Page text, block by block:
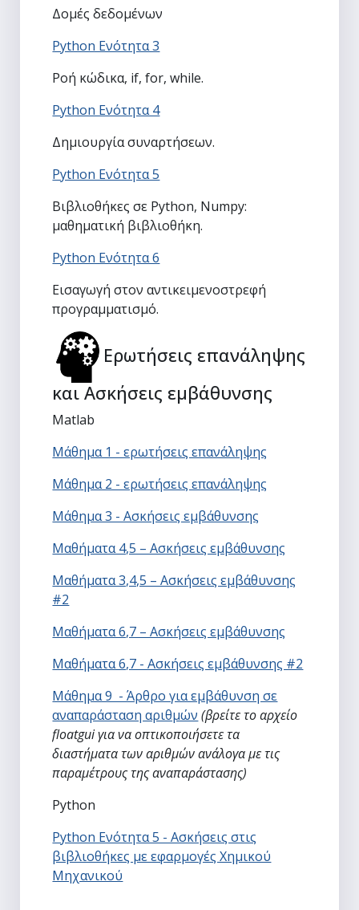
Δομές δεδομένων
Python Ενότητα 3
Ροή κώδικα, if, for, while.
Python Ενότητα 4
Δημιουργία συναρτήσεων.
Python Ενότητα 5
Βιβλιοθήκες σε Python, Numpy:
μαθηματική βιβλιοθήκη.
Python Ενότητα 6
Εισαγωγή στον αντικειμενοστρεφή
προγραμματισμό.
Ερωτήσεις επανάληψης
και Ασκήσεις εμβάθυνσης
Matlab
Μάθημα 1 - ερωτήσεις επανάληψης
Μάθημα 2 - ερωτήσεις επανάληψης
Μάθημα 3 - Ασκήσεις εμβάθυνσης
Μαθήματα 4,5 – Ασκήσεις εμβάθυνσης
Μαθήματα 3,4,5 – Ασκήσεις εμβάθυνσης
#2
Μαθήματα 6,7 – Ασκήσεις εμβάθυνσης
Μαθήματα 6,7 - Ασκήσεις εμβάθυνσης #2
Μάθημα 9 - Άρθρο για εμβάθυνση σε
αναπαράσταση αριθμών (βρείτε το αρχείο
floatgui για να οπτικοποιήσετε τα
διαστήματα των αριθμών ανάλογα με τις
παραμέτρους της αναπαράστασης)
Python
Python Ενότητα 5 - Ασκήσεις στις
βιβλιοθήκες με εφαρμογές Χημικού
Μηχανικού